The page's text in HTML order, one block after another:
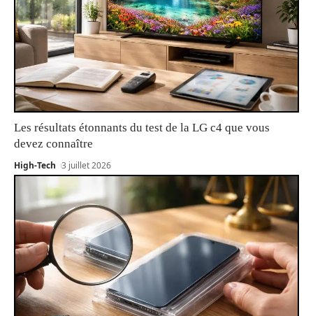
Les résultats étonnants du test de la LG c4 que vous
devez connaître
High-Tech 3 juillet 2026